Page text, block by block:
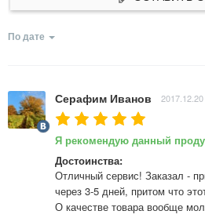
По дате
Серафим Иванов
Я рекомендую данный
Достоинства:
Отличный сервис! Заказал -
через 3-5 дней, притом что
О качестве товара вообще